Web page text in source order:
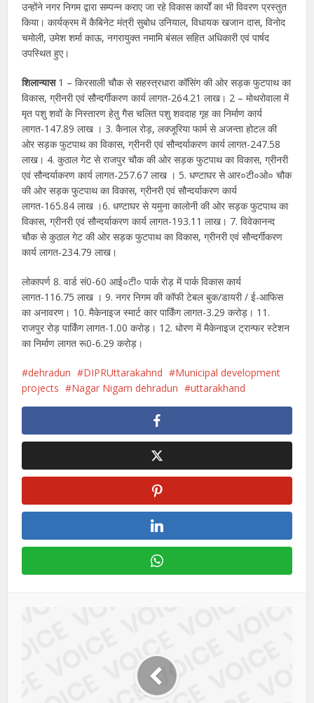
उन्होंने नगर निगम द्वारा सम्पन्न कराए जा रहे विकास कार्यों का भी विवरण प्रस्तुत
किया। कार्यक्रम में कैबिनेट मंत्री सुबोध उनियाल, विधायक खजान दास, विनोद
चमोली, उमेश शर्मा काऊ, नगरायुक्त नमामि बंसल सहित अधिकारी एवं पार्षद
उपस्थित हुए।
शिलान्यास1 – किरसाली चौक से सहस्त्रधारा कॉसिंग की ओर सड़क फुटपाथ का
विकास, ग्रीनरी एवं सौन्दर्गीकरण कार्य लागत-264.21 लाख। 2 – मोथरोवाला में
मृत पशु शवों के निस्तारण हेतु गैस चलित पशु शवदाह गृह का निर्माण कार्य
लागत-147.89 लाख । 3. कैनाल रोड़, लक्जूरिया फार्म से अजन्ता होटल की
ओर सड़क फुटपाथ का विकास, ग्रीनरी एवं सौन्दर्याकरण कार्य लागत-247.58
लाख। 4. कुठाल गेट से राजपुर चौक की ओर सड़क फुटपाथ का विकास, ग्रीनरी
एवं सौन्दर्याकरण कार्य लागत-257.67 लाख । 5. धण्टाघर से आर०टी०ओ० चौक
की ओर सड़क फुटपाथ का विकास, ग्रीनरी एवं सौन्दर्याकरण कार्य
लागत-165.84 लाख ।6. धण्टाघर से यमुना कालोनी की ओर सड़क फुटपाथ का
विकास, ग्रीनरी एवं सौन्दर्याकरण कार्य लागत-193.11 लाख। 7. विवेकानन्द
चौक से कुठाल गेट की ओर सड़क फुटपाथ का विकास, ग्रीनरी एवं सौन्दर्गीकरण
कार्य लागत-234.79 लाख।
लोकापर्ण 8. वार्ड सं0-60 आई०टी० पार्क रोड़ में पार्क विकास कार्य
लागत-116.75 लाख । 9. नगर निगम की कॉफी टेबल बुक/डायरी / ई-आफिस
का अनावरण। 10. मैकेनाइज स्मार्ट कार पार्किंग लागत-3.29 करोड़। 11.
राजपुर रोड़ पार्किंग लागत-1.00 करोड़। 12. धोरण में मैकेनाइज ट्रान्फर स्टेशन
का निर्माण लागत रू0-6.29 करोड़।
dehradun DIPRUttarakahnd
Municipal development
projects
Nagar Nigam dehradun uttarakhand